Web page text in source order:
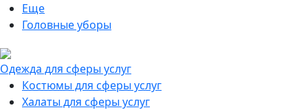
Еще
Головные уборы
Одежда для сферы услуг
Костюмы для сферы услуг
Халаты для сферы услуг